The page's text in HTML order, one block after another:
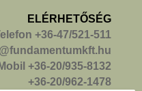
ELÉRHETŐSÉG
+36-47/521-511
Mobil +36-20/935-8132
+36-20/962-1478